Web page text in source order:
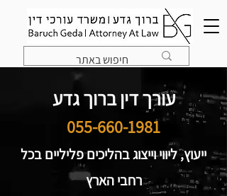
עורך דין ברוך גדע
055-660-1981
ייעוץ, ליווי וייצוג בהליכים פליליים בכל
רחבי הארץ